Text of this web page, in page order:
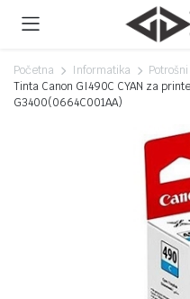
Početna Informatika
Tinta Canon GI490C CYAN za
G3400(0664C001AA)